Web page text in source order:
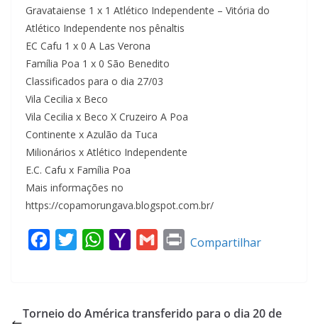
Gravataiense 1 x 1 Atlético Independente – Vitória do
Atlético Independente nos pênaltis
EC Cafu 1 x 0 A Las Verona
Família Poa 1 x 0 São Benedito
Classificados para o dia 27/03
Vila Cecilia x Beco
Vila Cecilia x Beco X Cruzeiro A Poa
Continente x Azulão da Tuca
Milionários x Atlético Independente
E.C. Cafu x Família Poa
Mais informações no
https://copamorungava.blogspot.com.br/
PCompartilhar
Torneio do América transferido para o dia 20 de